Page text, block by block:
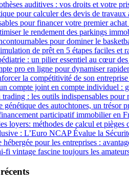
auditives : vos droits et votre
pour calculer des devis de travaux
pour financer votre premier
le rendement des parkings
pour dominer le
de prêt en 5 étapes faciles et
: un pilier essentiel au cœur
pro en ligne pour dynamiser
la compétitivité de son entreprise
compte joint en compte individuel :
: les outils indispensables pour
génétique des autochtones, un trésor
participatif immobilier en
loyers: méthodes de calcul et pièges
: L’Euro NCAP Évalue la
pour les entreprises :
fi vintage fascine toujours les